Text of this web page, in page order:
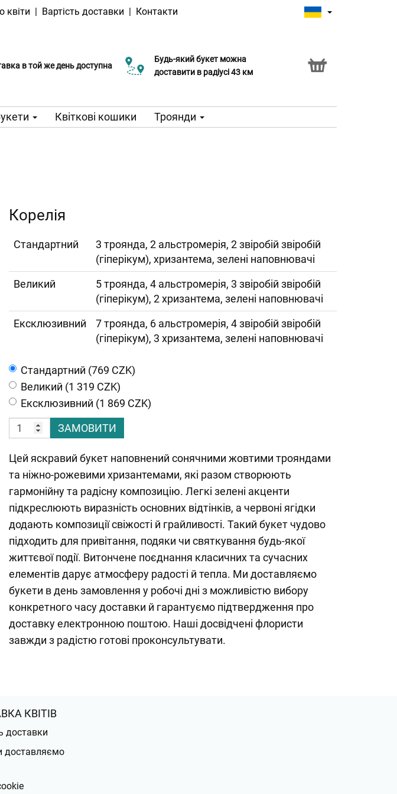
квіти | Вартість доставки | Контакти
в той же день доступна
від 99 CZK
дату доставки
Будь-який букет можна
доставити в радіусі 43 км
Квіткові кошики Троянди
Корелія
Cтандартний
3 троянда, 2 альстромерія, 2 звіробій звіробій
(гіперікум), хризантема, зелені наповнювачі
Великий
5 троянда, 4 альстромерія, 3 звіробій звіробій
(гіперікум), 2 хризантема, зелені наповнювачі
Ексклюзивний
7 троянда, 6 альстромерія, 4 звіробій звіробій
(гіперікум), 3 хризантема, зелені наповнювачі
Cтандартний (769 CZK)
Великий (1 319 CZK)
Ексклюзивний (1 869 CZK)
ЗАМОВИТИ
Цей яскравий букет наповнений сонячними жовтими трояндами
та ніжно-рожевими хризантемами, які разом створюють
гармонійну та радісну композицію. Легкі зелені акценти
підкреслюють виразність основних відтінків, а червоні ягідки
додають композиції свіжості й грайливості. Такий букет чудово
підходить для привітання, подяки чи святкування будь-якої
життєвої події. Витончене поєднання класичних та сучасних
елементів дарує атмосферу радості й тепла. Ми доставляємо
букети в день замовлення у робочі дні з можливістю вибору
конкретного часу доставки й гарантуємо підтвердження про
доставку електронною поштою. Наші досвідчені флористи
завжди з радістю готові проконсультувати.
КВІТІВ
доставки
доставляємо